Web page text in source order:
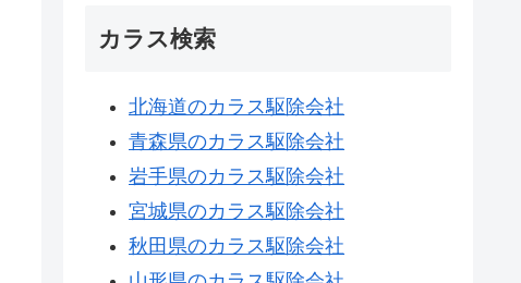
カラス検索
北海道のカラス駆除会社
青森県のカラス駆除会社
岩手県のカラス駆除会社
宮城県のカラス駆除会社
秋田県のカラス駆除会社